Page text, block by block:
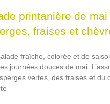
printanière de mai
fraises et
fraîche, colorée et de
journées douces de mai.
vertes, des fraises et du